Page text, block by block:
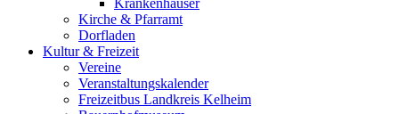
Krankenhäuser
Kirche & Pfarramt
Dorfladen
Kultur & Freizeit
Vereine
Veranstaltungskalender
Freizeitbus Landkreis Kelheim